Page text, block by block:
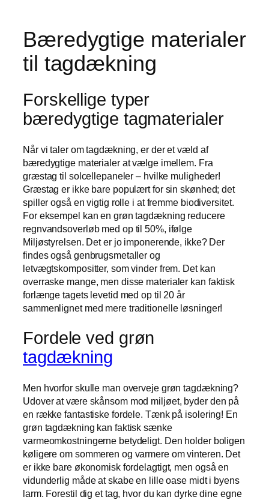
Bæredygtige materialer
til tagdækning
Forskellige typer
bæredygtige tagmaterialer
Når vi taler om tagdækning, er der et væld af
bæredygtige materialer at vælge imellem. Fra
græstag til solcellepaneler – hvilke muligheder!
Græstag er ikke bare populært for sin skønhed; det
spiller også en vigtig rolle i at fremme biodiversitet.
For eksempel kan en grøn tagdækning reducere
regnvandsoverløb med op til 50%, ifølge
Miljøstyrelsen. Det er jo imponerende, ikke? Der
findes også genbrugsmetaller og
letvægtskompositter, som vinder frem. Det kan
overraske mange, men disse materialer kan faktisk
forlænge tagets levetid med op til 20 år
sammenlignet med mere traditionelle løsninger!
Fordele ved grøn
tagdækning
Men hvorfor skulle man overveje grøn tagdækning?
Udover at være skånsom mod miljøet, byder den på
en række fantastiske fordele. Tænk på isolering! En
grøn tagdækning kan faktisk sænke
varmeomkostningerne betydeligt. Den holder boligen
køligere om sommeren og varmere om vinteren. Det
er ikke bare økonomisk fordelagtigt, men også en
vidunderlig måde at skabe en lille oase midt i byens
larm. Forestil dig et tag, hvor du kan dyrke dine egne